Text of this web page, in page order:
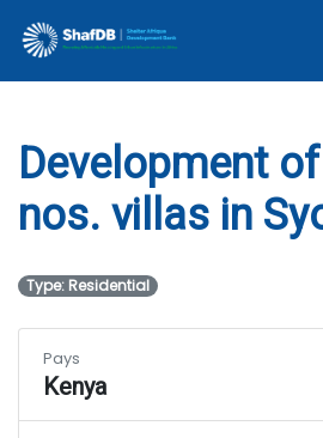
villas in
Development
nos. villas in
Type: Residential
Pays
Kenya